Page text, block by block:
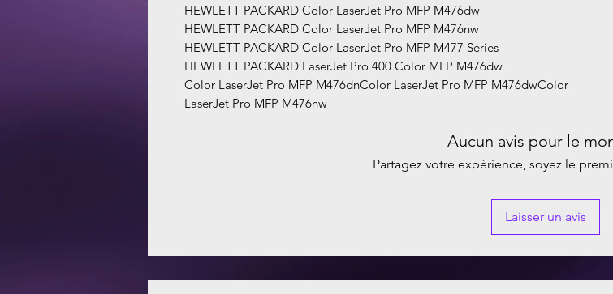
HEWLETT PACKARD Color LaserJet Pro MFP M476dw
HEWLETT PACKARD Color LaserJet Pro MFP M476nw
HEWLETT PACKARD Color LaserJet Pro MFP M477 Series
HEWLETT PACKARD LaserJet Pro 400 Color MFP M476dw
Color LaserJet Pro MFP M476dnColor LaserJet Pro MFP M476dwColor
LaserJet Pro MFP M476nw
Aucun avis pour le
Partagez votre expérience, soyez le
Laisser un avis